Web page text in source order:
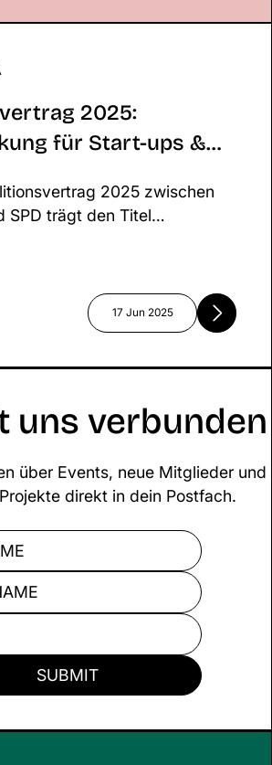
2025:
für Start-ups &
2025 zwischen
SPD trägt den Titel
Stabilität und
im Vordergrund stehen,
der Strecke.
17 Jun 2025
2025: Mogelpackung für Start-
uns verbunden
über Events, neue Mitglieder und
direkt in dein Postfach.